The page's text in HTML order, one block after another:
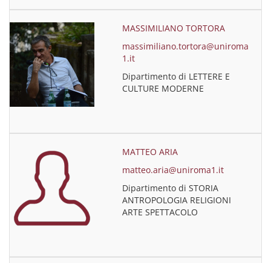
MASSIMILIANO TORTORA
massimiliano.tortora@uniroma
1.it
Dipartimento di LETTERE E
CULTURE MODERNE
MATTEO ARIA
matteo.aria@uniroma1.it
Dipartimento di STORIA
ANTROPOLOGIA RELIGIONI
ARTE SPETTACOLO